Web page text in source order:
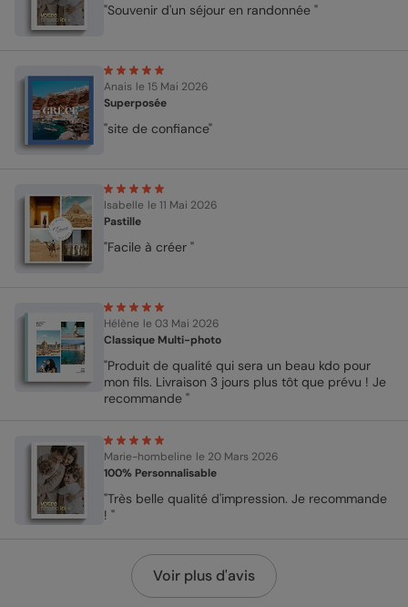
"Souvenir d'un séjour en randonnée "
Anais le 15 Mai 2026
Superposée
"site de confiance"
Isabelle le 11 Mai 2026
Pastille
"Facile à créer "
Hélène le 03 Mai 2026
Classique Multi-photo
"Produit de qualité qui sera un beau kdo pour
mon fils. Livraison 3 jours plus tôt que prévu ! Je
recommande "
Marie-hombeline le 20 Mars 2026
100% Personnalisable
"Très belle qualité d'impression. Je recommande
! "
Voir plus d'avis